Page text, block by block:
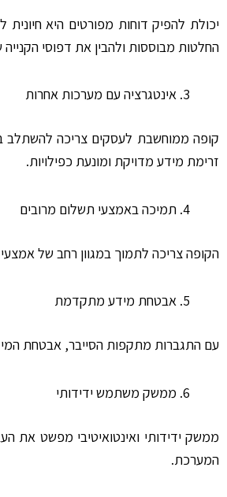
יכולת להפיק דוחות מפורטים היא
החלטות מבוססות ולהבין את דפוסי
אינטגרציה עם מערכות אחרות
זרימת מידע מדויקת ומונעת כפילויות.
תמיכה באמצעי תשלום מרובים
הקופה צריכה לתמוך במגוון רחב של
אבטחת מידע מתקדמת
עם התגברות מתקפות הסייבר, אבטחת
ממשק משתמש ידידותי
ממשק ידידותי ואינטואיטיבי מפשט
המערכת.